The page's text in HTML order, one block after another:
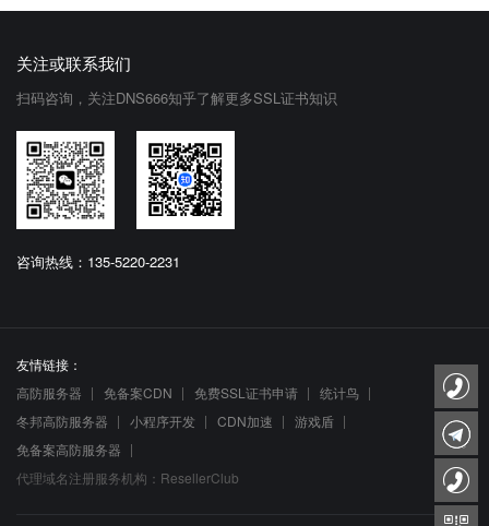
关注或联系我们
扫码咨询，关注DNS666知乎了解更多SSL证书知识
咨询热线：135-5220-2231
友情链接：
高防服务器
免备案CDN 免费SSL证书申请
统计鸟
冬邦高防服务器
小程序开发 CDN加速
游戏盾
免备案高防服务器
代理域名注册服务机构：ResellerClub